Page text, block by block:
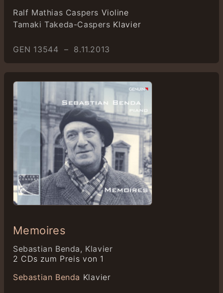
Ralf Mathias Caspers Violine
Tamaki Takeda-Caspers Klavier
GEN 13544 – 8.11.2013
Memoires
Sebastian Benda, Klavier
2 CDs zum Preis von 1
Sebastian Benda Klavier